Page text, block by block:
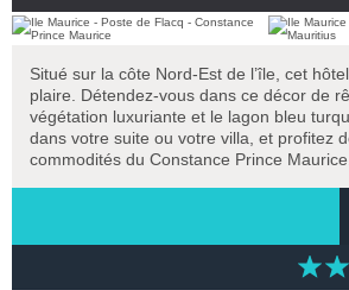
Situé sur la côte Nord-Est de l’île, cet
plaire. Détendez-vous dans ce décor de
végétation luxuriante et le lagon bleu
dans votre suite ou votre villa, et profitez
commodités du Constance Prince